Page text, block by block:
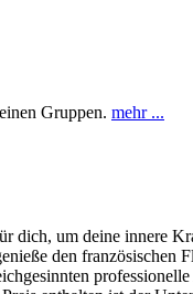
Gruppen. mehr ...
dich, um deine innere
den französischen